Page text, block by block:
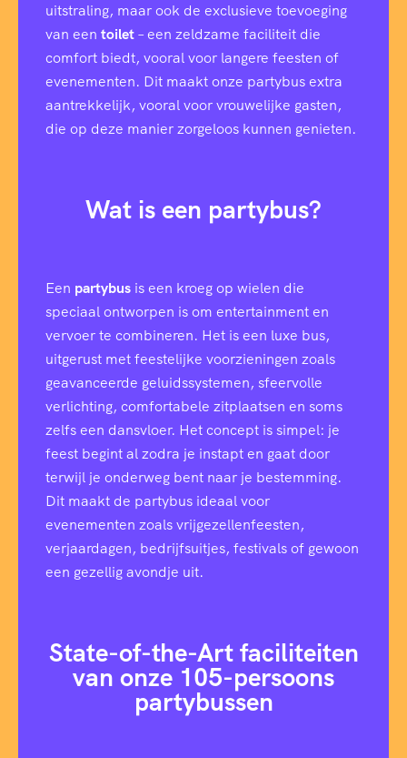
uitstraling, maar ook de exclusieve toevoeging
van een toilet– een zeldzame faciliteit die
comfort biedt, vooral voor langere feesten of
evenementen. Dit maakt onze partybus extra
aantrekkelijk, vooral voor vrouwelijke gasten,
die op deze manier zorgeloos kunnen genieten.
Wat is een partybus?
Een partybus is een kroeg op wielen die
speciaal ontworpen is om entertainment en
vervoer te combineren. Het is een luxe bus,
uitgerust met feestelijke voorzieningen zoals
geavanceerde geluidssystemen, sfeervolle
verlichting, comfortabele zitplaatsen en soms
zelfs een dansvloer. Het concept is simpel: je
feest begint al zodra je instapt en gaat door
terwijl je onderweg bent naar je bestemming.
Dit maakt de partybus ideaal voor
evenementen zoals vrijgezellenfeesten,
verjaardagen, bedrijfsuitjes, festivals of gewoon
een gezellig avondje uit.
State-of-the-Art faciliteiten
van onze 105-persoons
partybussen